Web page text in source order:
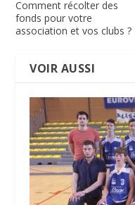
Comment récolter des
fonds pour votre
association et vos clubs ?
VOIR AUSSI